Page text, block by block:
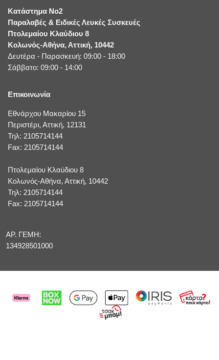
Κατάστημα No2
Παραλαβές & Ειδικές Λευκές Συσκευές
Πτολεμαίου Κλαύδιου 8
Κολωνός-Αθήνα, Αττική, 10442
Δευτέρα - Παρασκευή: 09:00 - 18:00
Σάββατο: 09:00 - 14:00
Επικοινωνία
Εθνάρχου Μακαρίου 15
Περιστέρι, Αττική, 12131
Τηλ: 2105714144
Fax: 2105714144
Πτολεμαίου Κλαύδιου 8
Κολωνός-Αθήνα, Αττική, 10442
Τηλ: 2105714144
Fax: 2105714144
ΑΡ. ΓΕΜΗ:
134928501000